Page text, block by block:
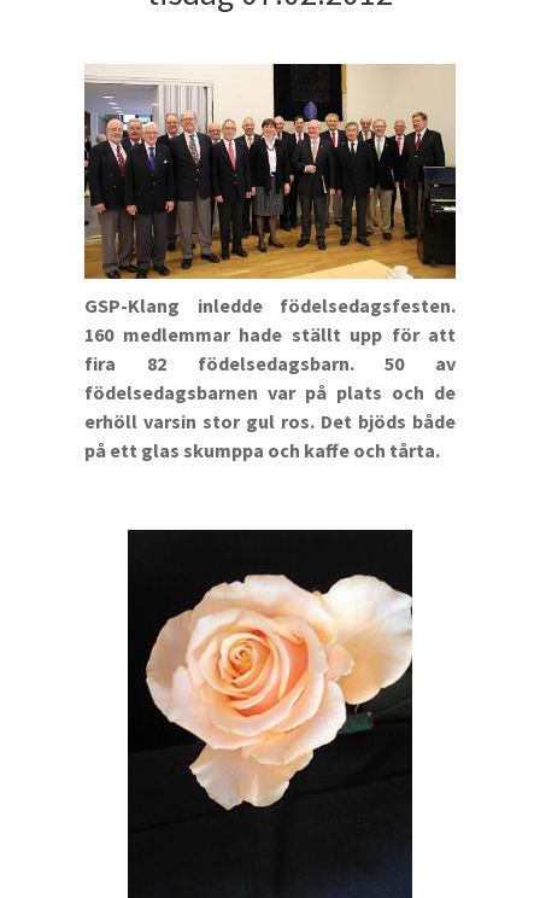
GSP-Klang inledde födelsedagsfesten.
160 medlemmar hade ställt upp för att
fira 82 födelsedagsbarn. 50 av
födelsedagsbarnen var på plats och de
erhöll varsin stor gul ros. Det bjöds både
på ett glas skumppa och kaffe och tårta.